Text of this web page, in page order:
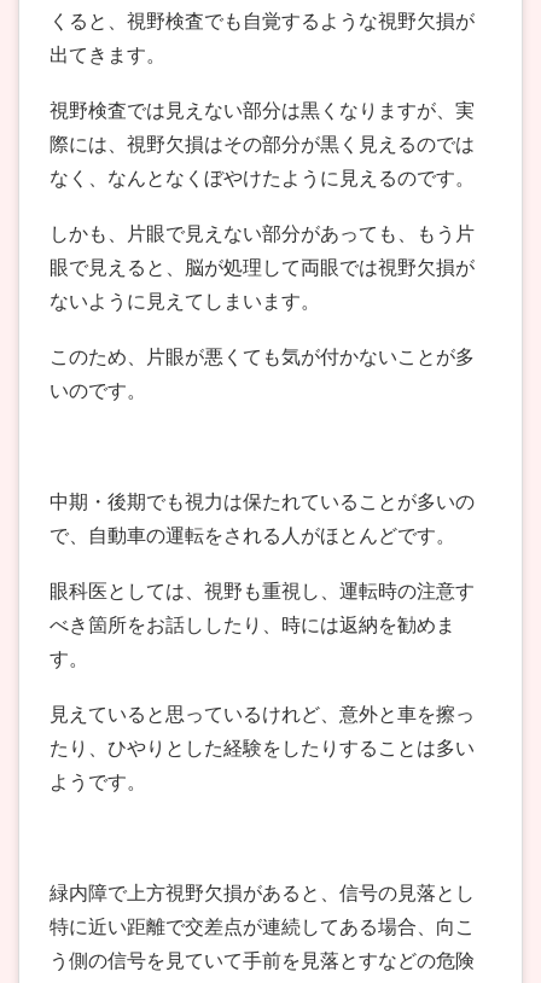
くると、視野検査でも自覚するような視野欠損が
出てきます。
視野検査では見えない部分は黒くなりますが、実
際には、視野欠損はその部分が黒く見えるのでは
なく、なんとなくぼやけたように見えるのです。
しかも、片眼で見えない部分があっても、もう片
眼で見えると、脳が処理して両眼では視野欠損が
ないように見えてしまいます。
このため、片眼が悪くても気が付かないことが多
いのです。
中期・後期でも視力は保たれていることが多いの
で、自動車の運転をされる人がほとんどです。
眼科医としては、視野も重視し、運転時の注意す
べき箇所をお話ししたり、時には返納を勧めま
す。
見えていると思っているけれど、意外と車を擦っ
たり、ひやりとした経験をしたりすることは多い
ようです。
緑内障で上方視野欠損があると、信号の見落とし
特に近い距離で交差点が連続してある場合、向こ
う側の信号を見ていて手前を見落とすなどの危険